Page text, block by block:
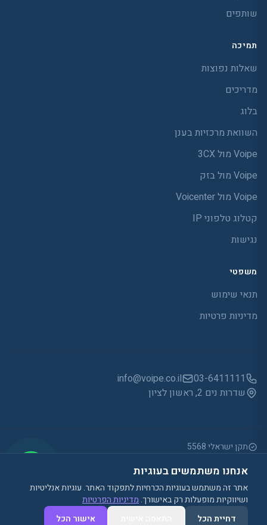
שותפים
תמיכה
שאלות נפוצות
מדריכים
בלוג
השוואת מרכזיות בענן
Voipe מול 3CX
Voipe מול בזק
Voipe מול Voicenter
קטלוג טלפוני IP
נגישות
משפטי
תנאי שימוש
מדיניות פרטיות
03-6411111
info@voipe.co.il
שדרות נים 2, ראשון לציון
תקנים ותעודות
תקן ישראלי 5568
חוק הגנת הפרטיות, התשמ"א-1981
2026Voipe. כל הזכויות שמורות. · ווייפי טלקום בע"מ · ח.פ. 514699941
מדיניות פרטיות
מדיניות עוגיותניהול עוגיות
אנחנו משתמשים בעוגיות
אתר זה משתמש בעוגיות הכרחיות לתפקוד האתר. עוגיות אנליטיות
ושיווקיות מופעלות רק באישורך. מדיניות הפרטיות
דחיית הכל
אישור הכל